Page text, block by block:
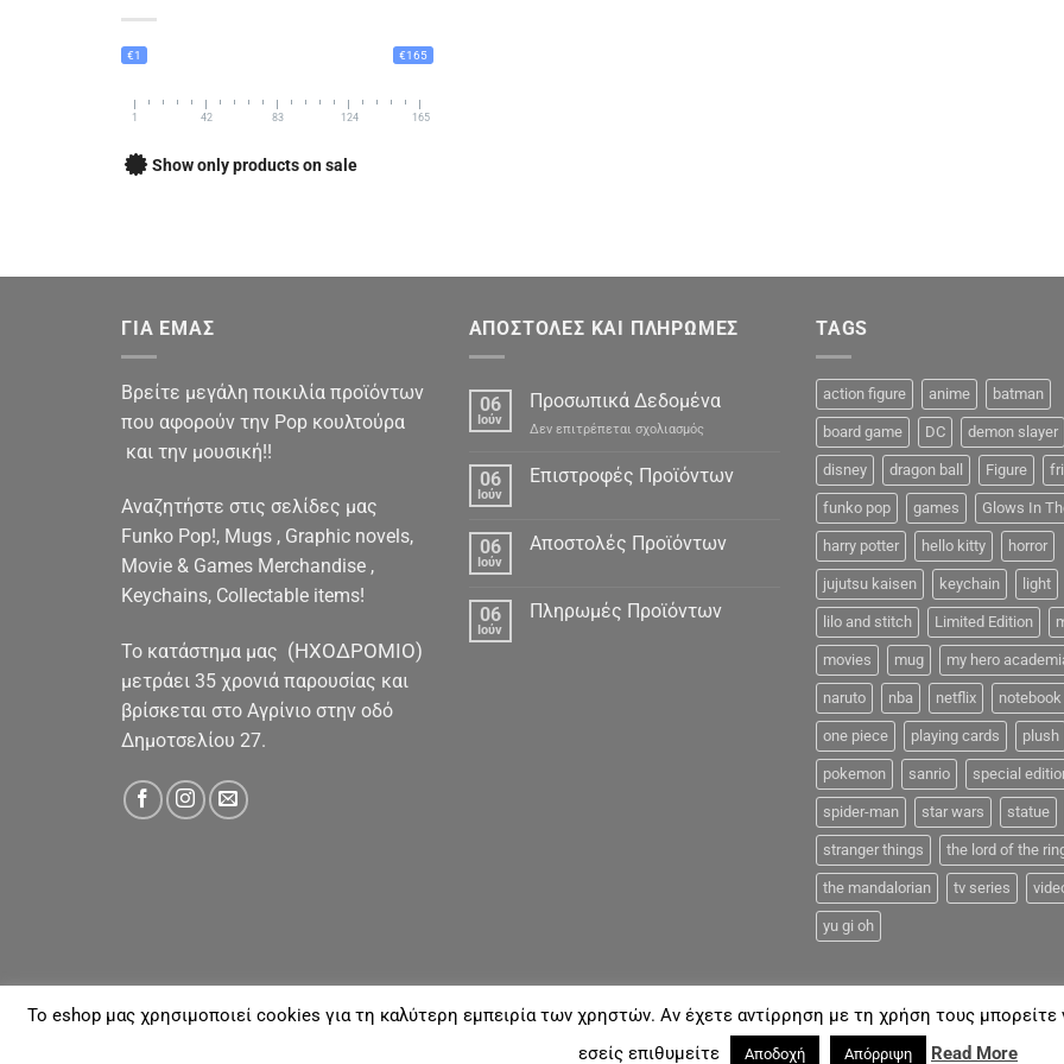
€1 €165
1 42 83 124 165
Show only products on sale
ΓΙΑ ΕΜΑΣ
Βρείτε μεγάλη ποικιλία προϊόντων
που αφορούν την Pop κουλτούρα
και την μουσική!!
Αναζητήστε στις σελίδες μας
Funko Pop!, Mugs , Graphic novels,
Movie & Games Merchandise ,
Keychains, Collectable items!
To κατάστημα μας (ΗΧΟΔΡΟΜΙΟ)
μετράει 35 χρονιά παρουσίας και
βρίσκεται στο Αγρίνιο στην οδό
Δημοτσελίου 27.
ΑΠΟΣΤΟΛΕΣ ΚΑΙ ΠΛΗΡΩΜΕΣ
06
Ιούν
Προσωπικά Δεδομένα
Δεν επιτρέπεται σχολιασμόςστο
Δεδομένα
06
Ιούν
Επιστροφές Προϊόντων
06
Ιούν
Αποστολές Προϊόντων
06
Ιούν
Πληρωμές Προϊόντων
TAGS
action figure anime batman
board game DC demon slayer
disney dragon ball Figure
funko pop games Glows In
harry potter hello kitty horror
jujutsu kaisen keychain light
lilo and stitch Limited Edition
movies mug my hero
naruto nba netflix notebook
one piece playing cards plush
pokemon sanrio special
spider-man star wars statue
stranger things the lord of the
the mandalorian tv series
yu gi oh
ΓΙΑ ΕΜΆΣ ΑΠΟΣΤΟΛΈΣ & ΠΛΗΡΩΜΈΣ ΕΠΙΚΟΙΝΩΝΊΑ FAQ
Coolmerch.gr
To eshop μας χρησιμοποιεί cookies για τη καλύτερη εμπειρία των χρηστών. Αν έχετε αντίρρηση με τη χρήση τους μπορείτε
εσείς επιθυμείτε
Αποδοχή Απόρριψη Read More